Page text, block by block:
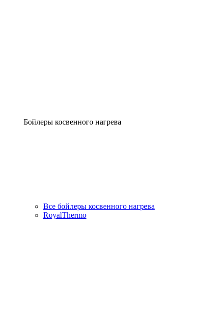
Бойлеры косвенного нагрева
Все бойлеры косвенного нагрева
RoyalThermo